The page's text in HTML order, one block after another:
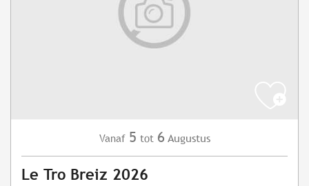
Vanaf 5 tot 6 Augustus
Le Tro Breiz 2026